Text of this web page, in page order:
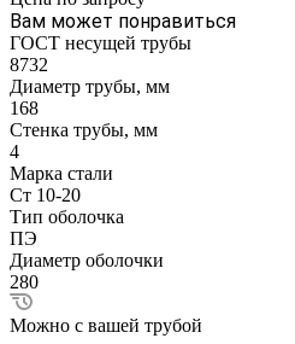
Вам может понравиться
ГОСТ несущей трубы
8732
Диаметр трубы, мм
168
Стенка трубы, мм
4
Марка стали
Ст 10-20
Тип оболочка
ПЭ
Диаметр оболочки
280
Можно с вашей трубой